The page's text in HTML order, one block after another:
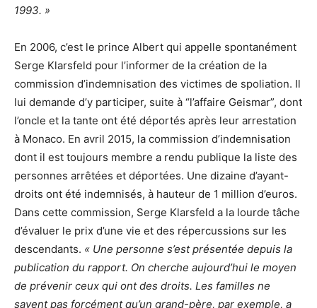
1993. »
En 2006, c’est le prince Albert qui appelle spontanément
Serge Klarsfeld pour l’informer de la création de la
commission d’indemnisation des victimes de spoliation. Il
lui demande d’y participer, suite à “l’affaire Geismar”, dont
l’oncle et la tante ont été déportés après leur arrestation
à Monaco. En avril 2015, la commission d’indemnisation
dont il est toujours membre a rendu publique la liste des
personnes arrêtées et déportées. Une dizaine d’ayant-
droits ont été indemnisés, à hauteur de 1 million d’euros.
Dans cette commission, Serge Klarsfeld a la lourde tâche
d’évaluer le prix d’une vie et des répercussions sur les
descendants. « Une personne s’est présentée depuis la
publication du rapport. On cherche aujourd’hui le moyen
de prévenir ceux qui ont des droits. Les familles ne
savent pas forcément qu’un grand-père, par exemple, a